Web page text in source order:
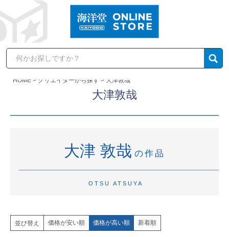
HOME クリエイターから探す 大津敦哉
大津敦哉
大津 敦哉 の作品
OTSU ATSUYA
並び替え 価格が安い順 価格が高い順 新着順